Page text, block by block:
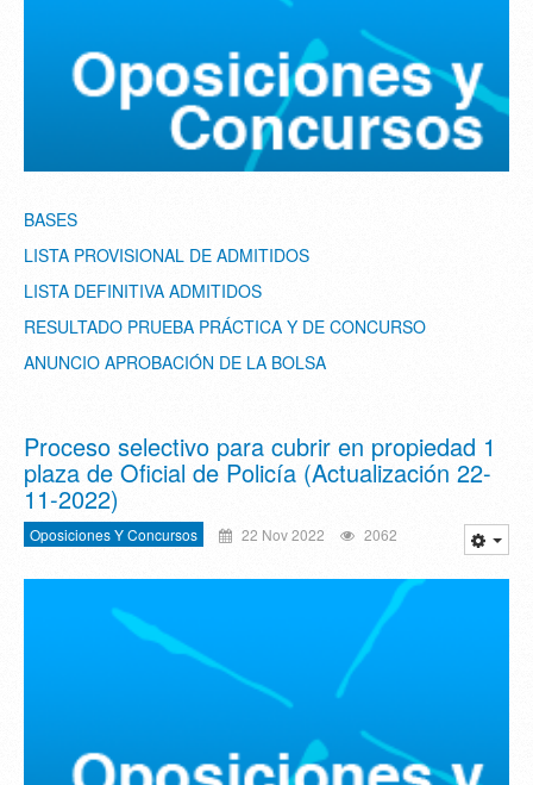
BASES
LISTA PROVISIONAL DE ADMITIDOS
LISTA DEFINITIVA ADMITIDOS
RESULTADO PRUEBA PRÁCTICA Y DE CONCURSO
ANUNCIO APROBACIÓN DE LA BOLSA
Proceso selectivo para cubrir en propiedad 1
plaza de Oficial de Policía (Actualización 22-
11-2022)
Oposiciones Y Concursos 22 Nov 2022 2062